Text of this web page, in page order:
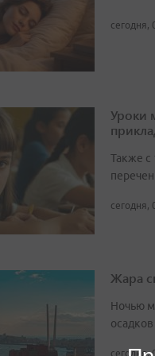
сегодня,
Уроки
Также с
сегодня,
Жара
Ночью
осадков
сегодня,